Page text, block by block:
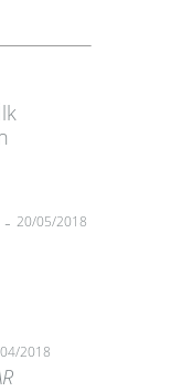
- 20/05/2018
2018